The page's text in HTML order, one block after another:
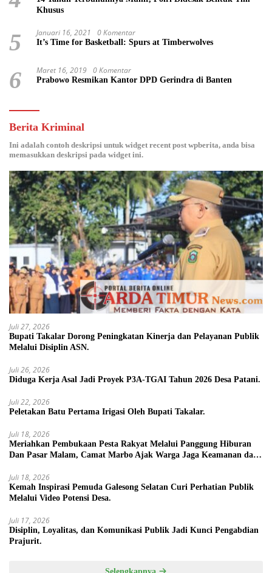
Khusus
5 Januari 16, 2021 0 Komentar
It’s Time for Basketball: Spurs at Timberwolves
6 Maret 16, 2019 0 Komentar
Prabowo Resmikan Kantor DPD Gerindra di Banten
Berita Kriminal
Ini adalah contoh deskripsi untuk widget recent post wpberita, anda bisa
memasukkan deskripsi pada widget ini.
Juli 27, 2026
Bupati Takalar Dorong Peningkatan Kinerja dan Pelayanan Publik
Melalui Disiplin ASN.
Juli 26, 2026
Diduga Kerja Asal Jadi Proyek P3A-TGAI Tahun 2026 Desa Patani.
Juli 22, 2026
Peletakan Batu Pertama Irigasi Oleh Bupati Takalar.
Juli 18, 2026
Meriahkan Pembukaan Pesta Rakyat Melalui Panggung Hiburan
Dan Pasar Malam, Camat Marbo Ajak Warga Jaga Keamanan dan
Juli 18, 2026
Kemah Inspirasi Pemuda Galesong Selatan Curi Perhatian Publik
Melalui Video Potensi Desa.
Juli 17, 2026
Disiplin, Loyalitas, dan Komunikasi Publik Jadi Kunci Pengabdian
Prajurit.